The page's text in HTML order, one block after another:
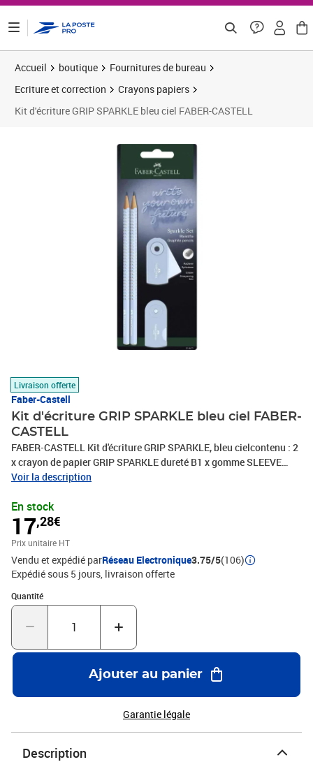
Accueil boutique
Fournitures de bureau
Ecriture et correction
Crayons papiers
Kit d'écriture GRIP SPARKLE bleu ciel FABER-CASTELL
Livraison offerte
Faber-Castell
Kit d'écriture GRIP SPARKLE bleu ciel FABER-
CASTELL
FABER-CASTELL Kit d'écriture GRIP SPARKLE, bleu cielcontenu : 2
x crayon de papier GRIP SPARKLE dureté B1 x gomme SLEEVE
Mini bleu ciel1 x taille-crayon SLEEVE Mini bleu ciel(218471) Kit
carte blister : (L)91 x (H)235 mm • vendu uniquement en
conditionnement Contenu : - 2 x crayon à papier GRIP SPARKLE,
degré de dureté : B - 1 x gomme SLEEVE MINI - 1 x taille-crayon
double SLEEVE MINI
Voir la description
En stock
17,28€
Prix unitaire HT
Vendu et expédié parRéseau Electronique3.75/5(106)
Expédié sous 5 jours livraison offerte
Quantité
Quantité : 1
Ajouter au panier
Garantie légale
Description